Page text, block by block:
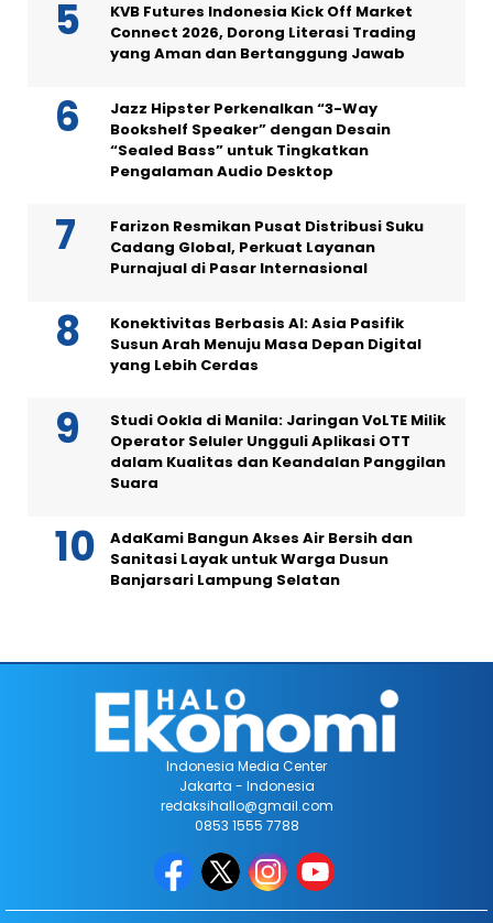
KVB Futures Indonesia Kick Off Market
Connect 2026, Dorong Literasi Trading
yang Aman dan Bertanggung Jawab
Jazz Hipster Perkenalkan “3-Way
Bookshelf Speaker” dengan Desain
“Sealed Bass” untuk Tingkatkan
Pengalaman Audio Desktop
Farizon Resmikan Pusat Distribusi Suku
Cadang Global, Perkuat Layanan
Purnajual di Pasar Internasional
Konektivitas Berbasis AI: Asia Pasifik
Susun Arah Menuju Masa Depan Digital
yang Lebih Cerdas
Studi Ookla di Manila: Jaringan VoLTE Milik
Operator Seluler Ungguli Aplikasi OTT
dalam Kualitas dan Keandalan Panggilan
Suara
AdaKami Bangun Akses Air Bersih dan
Sanitasi Layak untuk Warga Dusun
Banjarsari Lampung Selatan
Indonesia Media Center
Jakarta - Indonesia
redaksihallo@gmail.com
0853 1555 7788